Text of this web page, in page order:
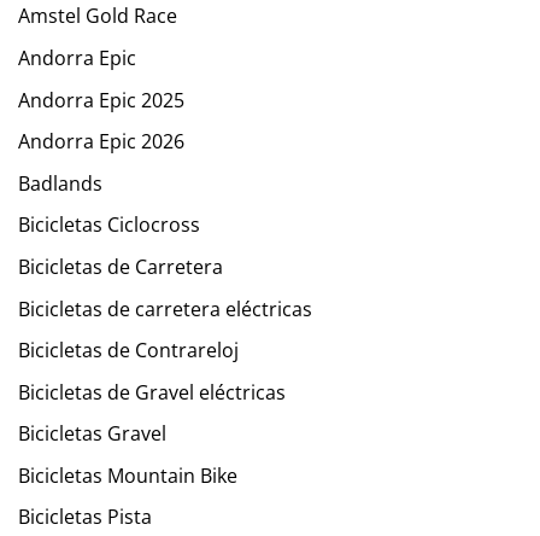
Amstel Gold Race
Andorra Epic
Andorra Epic 2025
Andorra Epic 2026
Badlands
Bicicletas Ciclocross
Bicicletas de Carretera
Bicicletas de carretera eléctricas
Bicicletas de Contrareloj
Bicicletas de Gravel eléctricas
Bicicletas Gravel
Bicicletas Mountain Bike
Bicicletas Pista